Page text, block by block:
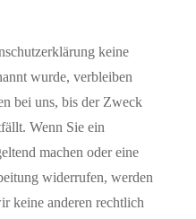
keine
wurde, verbleiben
bei uns, bis der Zweck
Wenn Sie ein
machen oder eine
widerrufen, werden
keine anderen rechtlich